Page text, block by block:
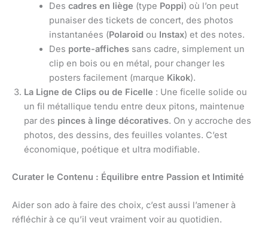
Des cadres en liège (type Poppi) où l’on peut
punaiser des tickets de concert, des photos
instantanées (Polaroid ou Instax) et des notes.
Des porte-affichessans cadre, simplement un
clip en bois ou en métal, pour changer les
posters facilement (marque Kikok).
La Ligne de Clips ou de Ficelle : Une ficelle solide ou
un fil métallique tendu entre deux pitons, maintenue
par des pinces à linge décoratives. On y accroche des
photos, des dessins, des feuilles volantes. C’est
économique, poétique et ultra modifiable.
Curater le Contenu : Équilibre entre Passion et Intimité
Aider son ado à faire des choix, c’est aussi l’amener à
réfléchir à ce qu’il veut vraiment voir au quotidien.